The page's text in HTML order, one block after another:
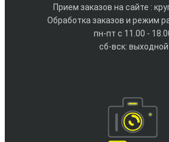
Прием заказов на сайте :
Обработка заказов и режим
пн-пт с 11.00 -
сб-вск: выходной